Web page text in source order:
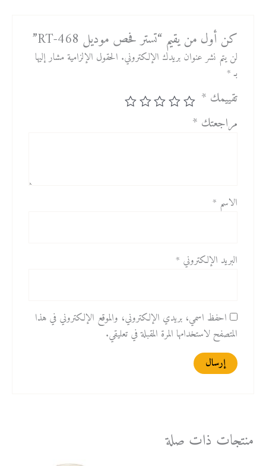
كن أول من يقيم “تستر فحص موديل RT-468”
لن يتم نشر عنوان بريدك الإلكتروني. الحقول الإلزامية مشار إليها
بـ*
تقييمك *
مراجعتك *
الاسم *
البريد الإلكتروني *
احفظ اسمي، بريدي الإلكتروني، والموقع الإلكتروني في هذا
المتصفح لاستخدامها المرة المقبلة في تعليقي.
منتجات ذات صلة